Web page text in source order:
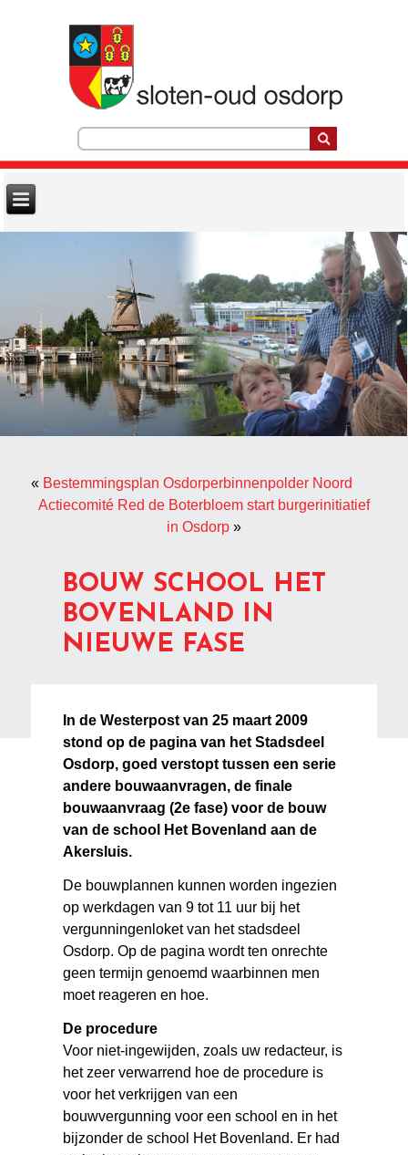
« Bestemmingsplan Osdorperbinnenpolder Noord
Actiecomité Red de Boterbloem start burgerinitiatief
in Osdorp »
BOUW SCHOOL HET
BOVENLAND IN
NIEUWE FASE
In de Westerpost van 25 maart 2009
stond op de pagina van het Stadsdeel
Osdorp, goed verstopt tussen een serie
andere bouwaanvragen, de finale
bouwaanvraag (2e fase) voor de bouw
van de school Het Bovenland aan de
Akersluis.
De bouwplannen kunnen worden ingezien
op werkdagen van 9 tot 11 uur bij het
vergunningenloket van het stadsdeel
Osdorp. Op de pagina wordt ten onrechte
geen termijn genoemd waarbinnen men
moet reageren en hoe.
De procedure
Voor niet-ingewijden, zoals uw redacteur, is
het zeer verwarrend hoe de procedure is
voor het verkrijgen van een
bouwvergunning voor een school en in het
bijzonder de school Het Bovenland. Er had